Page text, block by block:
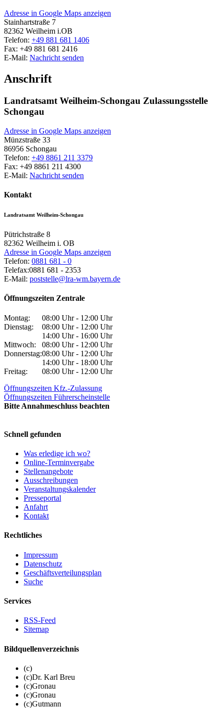
Adresse in Google Maps anzeigen
Stainhartstraße 7
82362 Weilheim i.OB
Telefon: +49 881 681 1406
Fax: +49 881 681 2416
E-Mail: Nachricht senden
Anschrift
Landratsamt Weilheim-Schongau Zulassungsstelle
Schongau
Adresse in Google Maps anzeigen
Münzstraße 33
86956 Schongau
Telefon: +49 8861 211 3379
Fax: +49 8861 211 4300
E-Mail: Nachricht senden
Kontakt
Landratsamt Weilheim-Schongau
Pütrichstraße 8
82362 Weilheim i. OB
Adresse in Google Maps anzeigen
Telefon: 0881 681 - 0
Telefax:0881 681 - 2353
E-Mail: poststelle@lra-wm.bayern.de
Öffnungszeiten Zentrale
Montag:
08:00 Uhr - 12:00 Uhr
Dienstag:
08:00 Uhr - 12:00 Uhr
14:00 Uhr - 16:00 Uhr
Mittwoch:
08:00 Uhr - 12:00 Uhr
Donnerstag:08:00 Uhr - 12:00 Uhr
14:00 Uhr - 18:00 Uhr
Freitag:
08:00 Uhr - 12:00 Uhr
Öffnungszeiten Kfz.-Zulassung
Öffnungszeiten Führerscheinstelle
Bitte Annahmeschluss beachten
Schnell gefunden
Was erledige ich wo?
Online-Terminvergabe
Stellenangebote
Ausschreibungen
Veranstaltungskalender
Presseportal
Anfahrt
Kontakt
Rechtliches
Impressum
Datenschutz
Geschäftsverteilungsplan
Suche
Services
RSS-Feed
Sitemap
Bildquellenverzeichnis
(c)
(c)Dr. Karl Breu
(c)Gronau
(c)Gronau
(c)Gutmann